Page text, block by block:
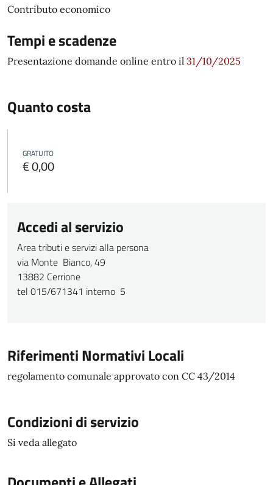
Contributo economico
Tempi e scadenze
Presentazione domande online entro il 31/10/2025
Quanto costa
GRATUITO
€ 0,00
Accedi al servizio
Area tributi e servizi alla persona
via Monte Bianco, 49
13882 Cerrione
tel 015/671341 interno 5
Riferimenti Normativi Locali
regolamento comunale approvato con CC 43/2014
Condizioni di servizio
Si veda allegato